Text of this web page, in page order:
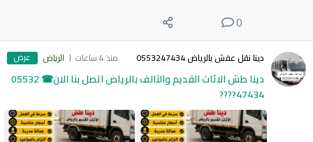
0
دينا نقل عفش بالرياض 0553247434 منذ 4 ساعات الرياض عرض
دينا طش الاثاث القديم والتالف بالرياض اتصل بنا الان☎ 05532
47434????